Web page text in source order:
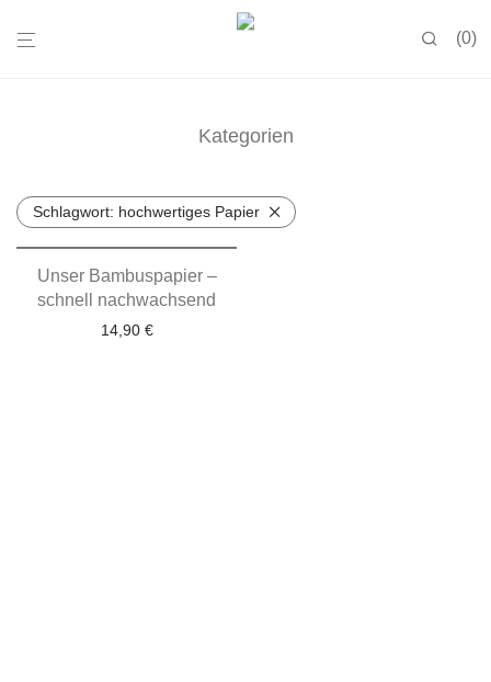
0
Kategorien
Schlagwort: hochwertiges Papier
Unser Bambuspapier –
schnell nachwachsend
14,90 €